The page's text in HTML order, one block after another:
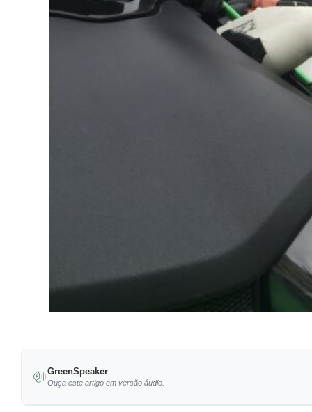
GreenSpeaker
Ouça este artigo em versão áudio.